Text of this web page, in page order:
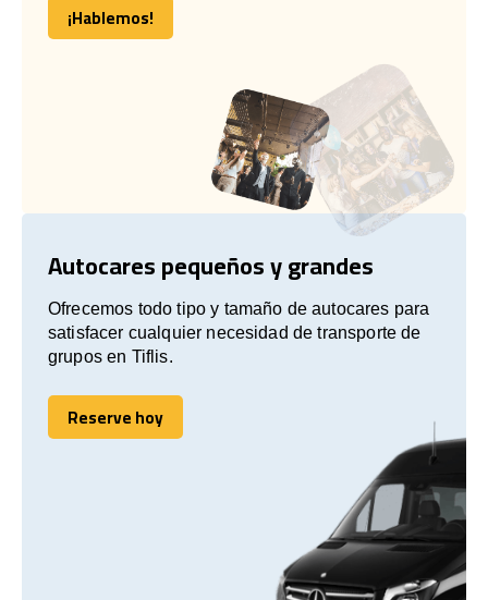
¡Hablemos!
¡Hablemos!
Autocares pequeños y grandes
Ofrecemos todo tipo y tamaño de autocares para
satisfacer cualquier necesidad de transporte de
grupos en Tiflis.
Reserve hoy
Reserve hoy